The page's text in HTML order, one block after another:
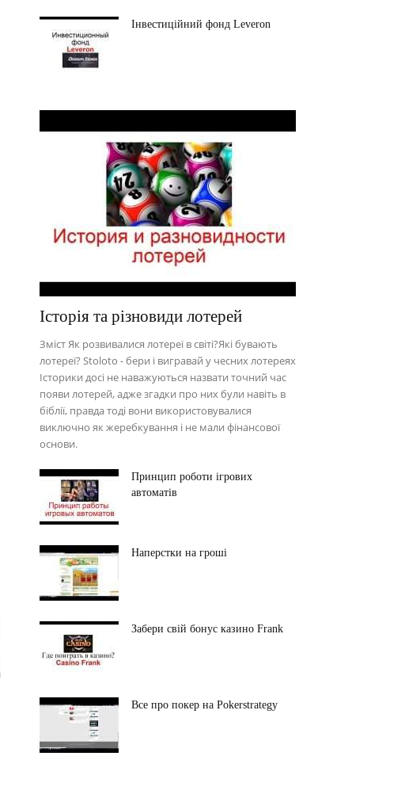
Інвестиційний фонд Leveron
Історія та різновиди лотерей
Зміст Як розвивалися лотереї в світі?Які бувають
лотереї? Stoloto - бери і вигравай у чесних лотереях
Історики досі не наважуються назвати точний час
появи лотерей, адже згадки про них були навіть в
біблії, правда тоді вони використовувалися
виключно як жеребкування і не мали фінансової
основи.
Принцип роботи ігрових
автоматів
Наперстки на гроші
Забери свій бонус казино Frank
Все про покер на Pokerstrategy